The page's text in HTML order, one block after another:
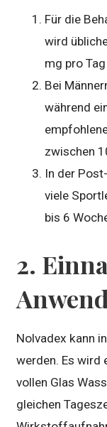
Für die
wird
mg pro
Bei
während
zwischen
In der
viele
bis 6
2.
Nolvadex kann
werden. Es wird
vollen Glas
gleichen